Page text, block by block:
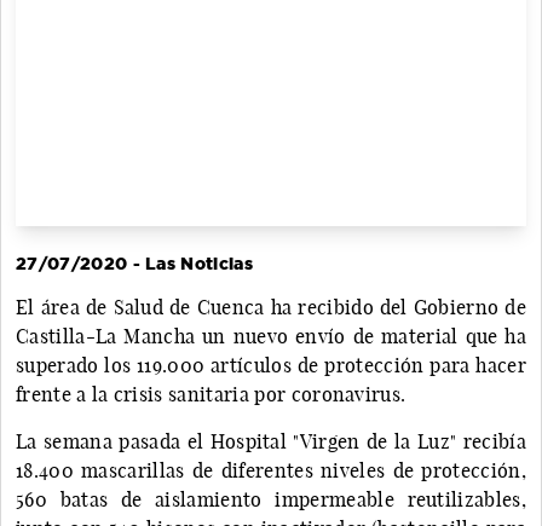
27/07/2020 - Las Noticias
El área de Salud de Cuenca ha recibido del Gobierno de
Castilla-La Mancha un nuevo envío de material que ha
superado los 119.000 artículos de protección para hacer
frente a la crisis sanitaria por coronavirus.
La semana pasada el Hospital "Virgen de la Luz" recibía
18.400 mascarillas de diferentes niveles de protección,
560 batas de aislamiento impermeable reutilizables,